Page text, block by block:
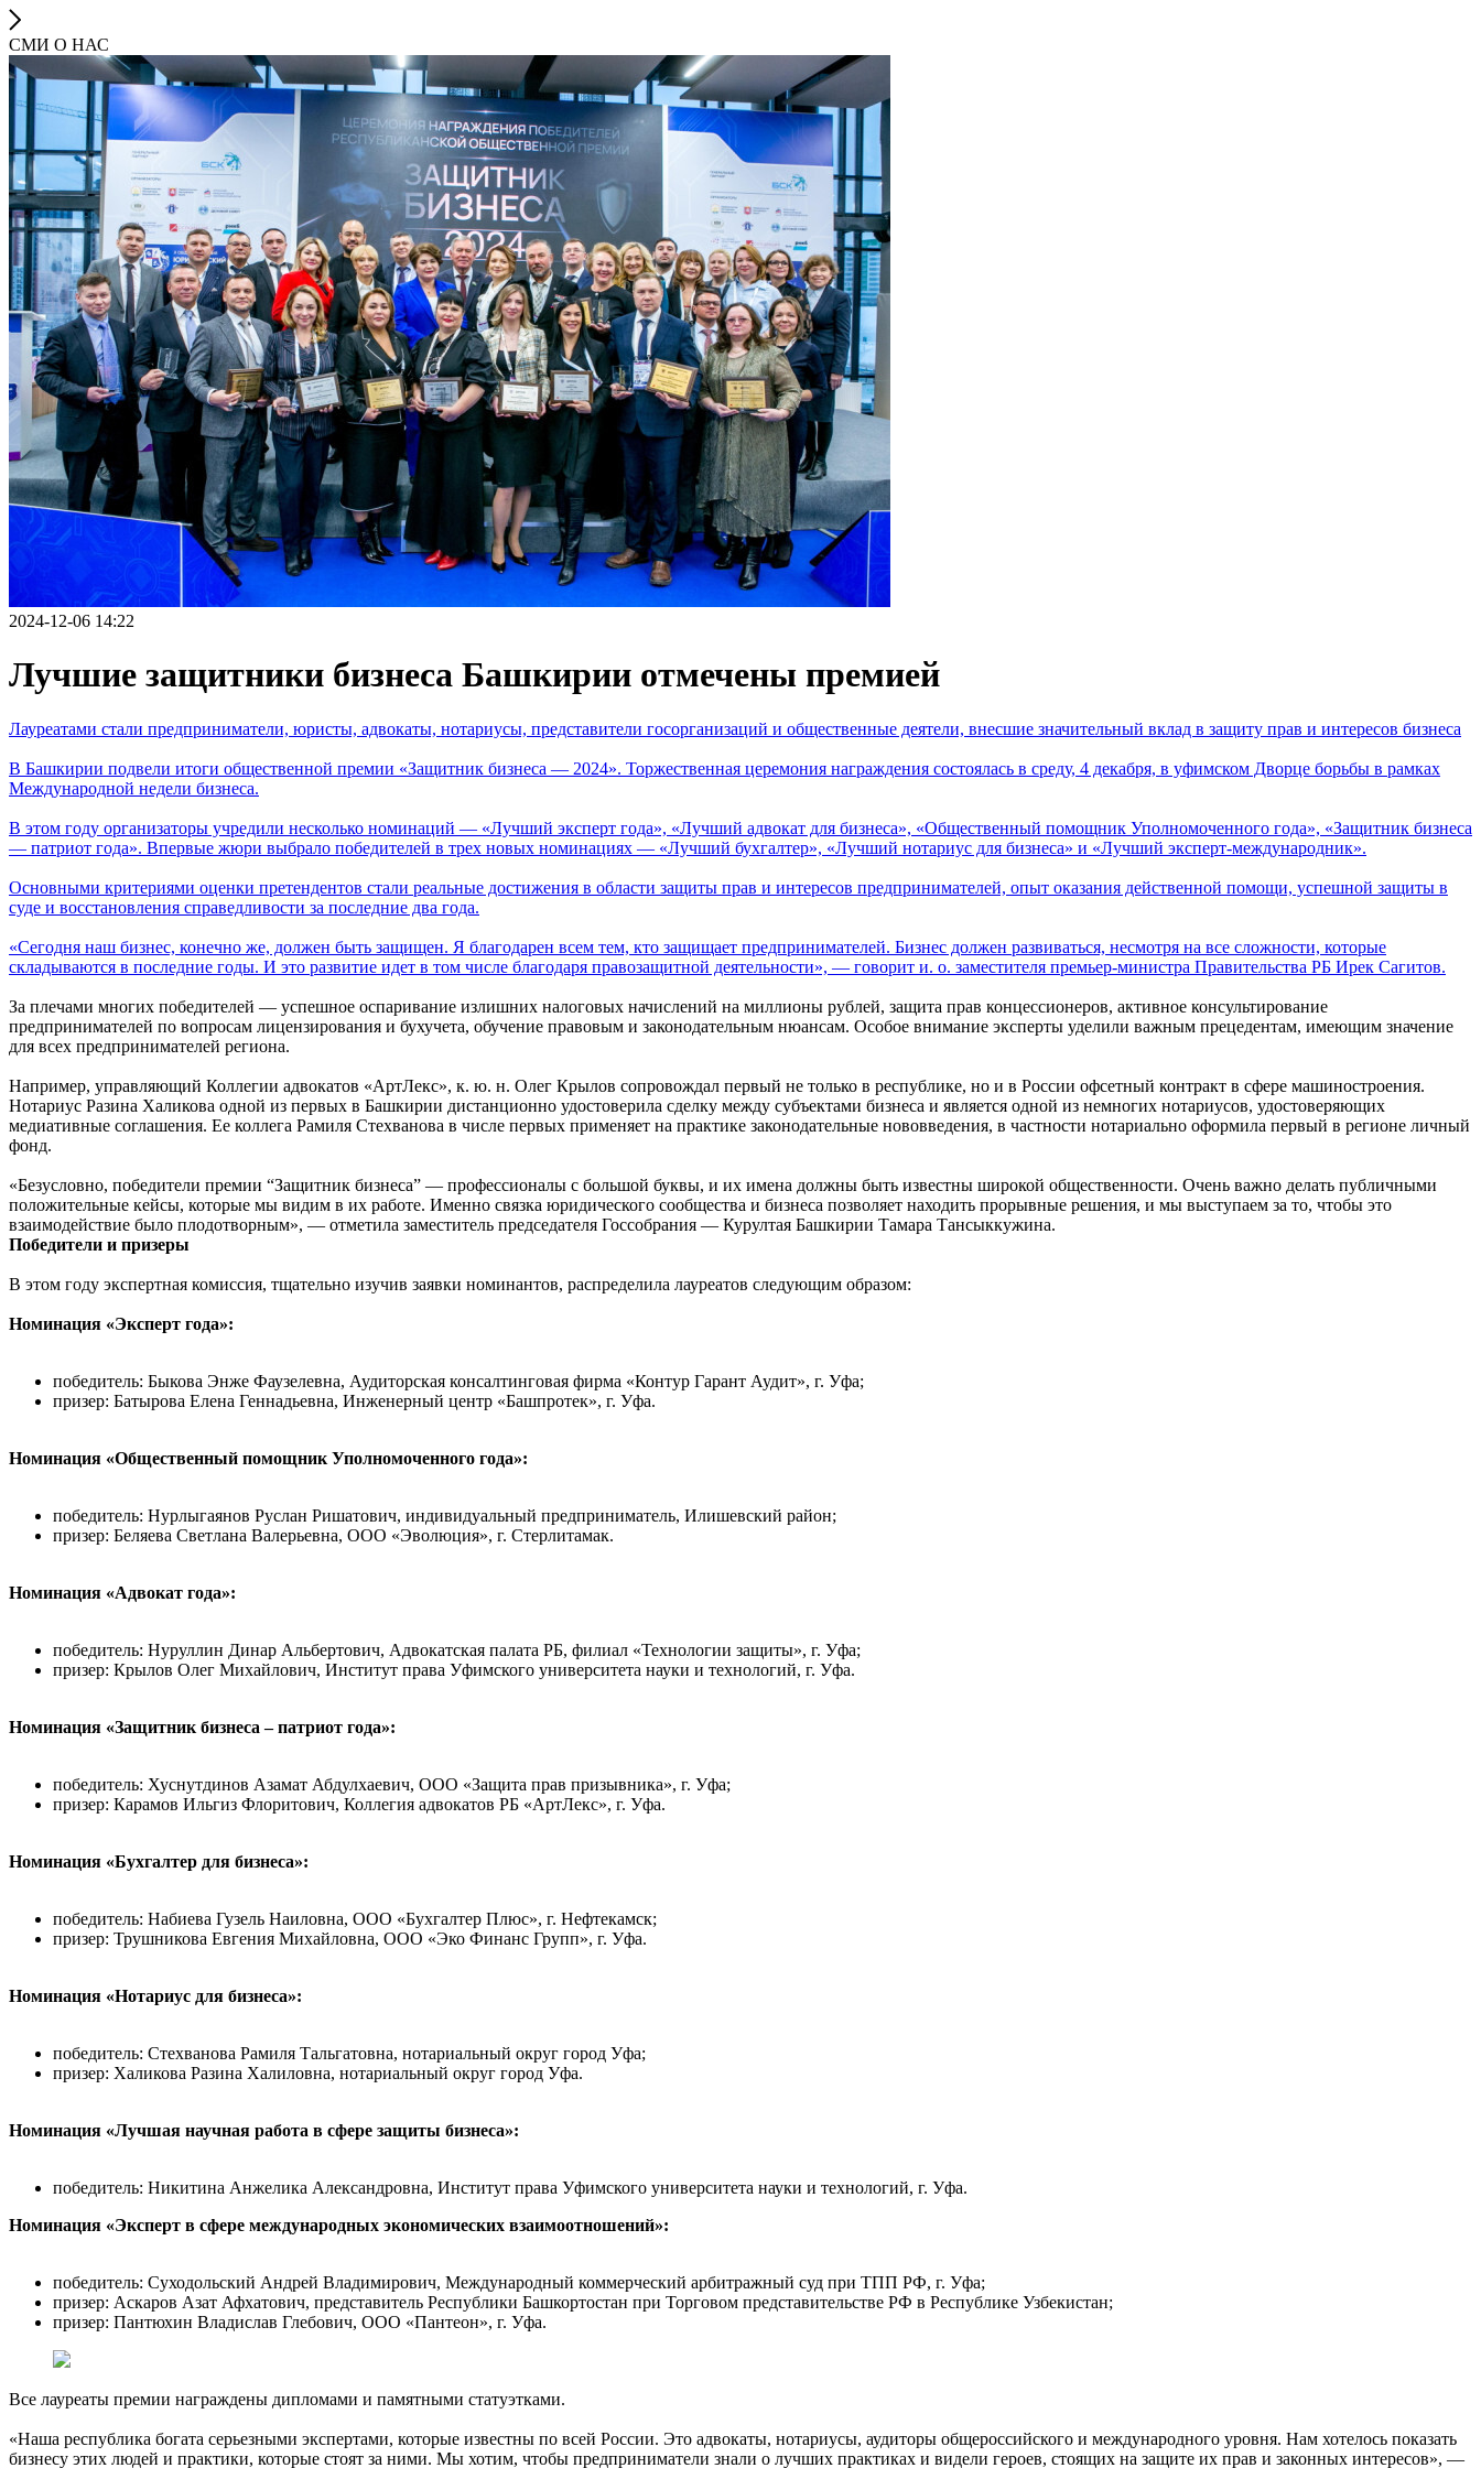
СМИ О НАС
2024-12-06 14:22
Лучшие защитники бизнеса Башкирии отмечены премией
Лауреатами стали предприниматели, юристы, адвокаты, нотариусы, представители госорганизаций и общественные деятели, внесшие значительный вклад в защиту прав и интересов бизнеса
В Башкирии подвели итоги общественной премии «Защитник бизнеса — 2024». Торжественная церемония награждения состоялась в среду, 4 декабря, в уфимском Дворце борьбы в рамках
Международной недели бизнеса.
В этом году организаторы учредили несколько номинаций — «Лучший эксперт года», «Лучший адвокат для бизнеса», «Общественный помощник Уполномоченного года», «Защитник бизнеса
— патриот года». Впервые жюри выбрало победителей в трех новых номинациях — «Лучший бухгалтер», «Лучший нотариус для бизнеса» и «Лучший эксперт-международник».
Основными критериями оценки претендентов стали реальные достижения в области защиты прав и интересов предпринимателей, опыт оказания действенной помощи, успешной защиты в
суде и восстановления справедливости за последние два года.
«Сегодня наш бизнес, конечно же, должен быть защищен. Я благодарен всем тем, кто защищает предпринимателей. Бизнес должен развиваться, несмотря на все сложности, которые
складываются в последние годы. И это развитие идет в том числе благодаря правозащитной деятельности», — говорит и. о. заместителя премьер-министра Правительства РБ Ирек Сагитов.
За плечами многих победителей — успешное оспаривание излишних налоговых начислений на миллионы рублей, защита прав концессионеров, активное консультирование
предпринимателей по вопросам лицензирования и бухучета, обучение правовым и законодательным нюансам. Особое внимание эксперты уделили важным прецедентам, имеющим значение
для всех предпринимателей региона.
Например, управляющий Коллегии адвокатов «АртЛекс», к. ю. н. Олег Крылов сопровождал первый не только в республике, но и в России офсетный контракт в сфере машиностроения.
Нотариус Разина Халикова одной из первых в Башкирии дистанционно удостоверила сделку между субъектами бизнеса и является одной из немногих нотариусов, удостоверяющих
медиативные соглашения. Ее коллега Рамиля Стехванова в числе первых применяет на практике законодательные нововведения, в частности нотариально оформила первый в регионе личный
фонд.
«Безусловно, победители премии “Защитник бизнеса” — профессионалы с большой буквы, и их имена должны быть известны широкой общественности. Очень важно делать публичными
положительные кейсы, которые мы видим в их работе. Именно связка юридического сообщества и бизнеса позволяет находить прорывные решения, и мы выступаем за то, чтобы это
взаимодействие было плодотворным», — отметила заместитель председателя Госсобрания — Курултая Башкирии Тамара Тансыккужина.
Победители и призеры
В этом году экспертная комиссия, тщательно изучив заявки номинантов, распределила лауреатов следующим образом:
Номинация «Эксперт года»:
победитель: Быкова Энже Фаузелевна, Аудиторская консалтинговая фирма «Контур Гарант Аудит», г. Уфа;
призер: Батырова Елена Геннадьевна, Инженерный центр «Башпротек», г. Уфа.
Номинация «Общественный помощник Уполномоченного года»:
победитель: Нурлыгаянов Руслан Ришатович, индивидуальный предприниматель, Илишевский район;
призер: Беляева Светлана Валерьевна, ООО «Эволюция», г. Стерлитамак.
Номинация «Адвокат года»:
победитель: Нуруллин Динар Альбертович, Адвокатская палата РБ, филиал «Технологии защиты», г. Уфа;
призер: Крылов Олег Михайлович, Институт права Уфимского университета науки и технологий, г. Уфа.
Номинация «Защитник бизнеса – патриот года»:
победитель: Хуснутдинов Азамат Абдулхаевич, ООО «Защита прав призывника», г. Уфа;
призер: Карамов Ильгиз Флоритович, Коллегия адвокатов РБ «АртЛекс», г. Уфа.
Номинация «Бухгалтер для бизнеса»:
победитель: Набиева Гузель Наиловна, ООО «Бухгалтер Плюс», г. Нефтекамск;
призер: Трушникова Евгения Михайловна, ООО «Эко Финанс Групп», г. Уфа.
Номинация «Нотариус для бизнеса»:
победитель: Стехванова Рамиля Тальгатовна, нотариальный округ город Уфа;
призер: Халикова Разина Халиловна, нотариальный округ город Уфа.
Номинация «Лучшая научная работа в сфере защиты бизнеса»:
победитель: Никитина Анжелика Александровна, Институт права Уфимского университета науки и технологий, г. Уфа.
Номинация «Эксперт в сфере международных экономических взаимоотношений»:
победитель: Суходольский Андрей Владимирович, Международный коммерческий арбитражный суд при ТПП РФ, г. Уфа;
призер: Аскаров Азат Афхатович, представитель Республики Башкортостан при Торговом представительстве РФ в Республике Узбекистан;
призер: Пантюхин Владислав Глебович, ООО «Пантеон», г. Уфа.
Все лауреаты премии награждены дипломами и памятными статуэтками.
«Наша республика богата серьезными экспертами, которые известны по всей России. Это адвокаты, нотариусы, аудиторы общероссийского и международного уровня. Нам хотелось показать
бизнесу этих людей и практики, которые стоят за ними. Мы хотим, чтобы предприниматели знали о лучших практиках и видели героев, стоящих на защите их прав и законных интересов», —